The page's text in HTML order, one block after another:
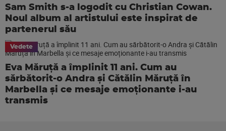
Sam Smith s-a logodit cu Christian Cowan.
Noul album al artistului este inspirat de
partenerul său
Vedete
Eva Măruță a împlinit 11 ani. Cum au
sărbătorit-o Andra și Cătălin Măruță în
Marbella și ce mesaje emoționante i-au
transmis